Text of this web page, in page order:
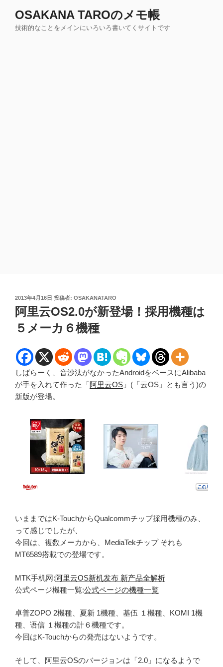
OSAKANA TAROのメモ帳
技術的なことをメインにいろいろ書いてくサイトです
投
稿
日:
2013年4月16日 投稿者: OSAKANATARO
阿里云OS2.0が新登場！採用機種は
５メーカ６機種
しばらーく、音沙汰がなかったAndroidをベースにAlibaba
が手を入れて作った「阿里云OS 」(「云OS」とも言う)の
新版が登場。
いままではK-TouchからQualcommチップ採用機種のみ、
って感じでしたが、
今回は、複数メーカから、MediaTekチップ それも
MT6589搭載での登場です。
MTK手机网:阿里云OS新机发布 新产品全解析
公式ページ機種一覧:公式ページの機種一覧
卓普ZOPO 2機種、夏新 1機種、基伍 １機種、KOMI 1機
種、语信 １機種の計６機種です。
今回はK-Touchからの発売はないようです。
そして、阿里云OSのバージョンは「2.0」になるようで